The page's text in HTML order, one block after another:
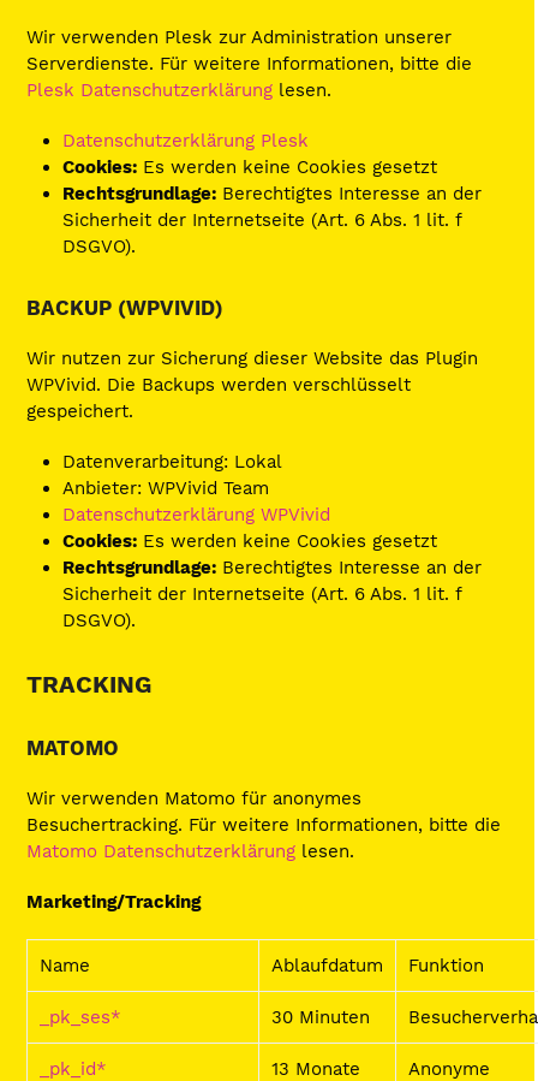
Wir verwenden Plesk zur Administration unserer
Serverdienste. Für weitere Informationen, bitte die
Plesk Datenschutzerklärung lesen.
Datenschutzerklärung Plesk
Cookies: Es werden keine Cookies gesetzt
Rechtsgrundlage: Berechtigtes Interesse an der
Sicherheit der Internetseite (Art. 6 Abs. 1 lit. f
DSGVO).
BACKUP (WPVIVID)
Wir nutzen zur Sicherung dieser Website das Plugin
WPVivid. Die Backups werden verschlüsselt
gespeichert.
Datenverarbeitung: Lokal
Anbieter: WPVivid Team
Datenschutzerklärung WPVivid
Cookies: Es werden keine Cookies gesetzt
Rechtsgrundlage: Berechtigtes Interesse an der
Sicherheit der Internetseite (Art. 6 Abs. 1 lit. f
DSGVO).
TRACKING
MATOMO
Wir verwenden Matomo für anonymes
Besuchertracking. Für weitere Informationen, bitte die
Matomo Datenschutzerklärung lesen.
Marketing/Tracking
Name Ablaufdatum Funktion
_pk_ses* 30 Minuten
_pk_id* 13 Monate Anonyme